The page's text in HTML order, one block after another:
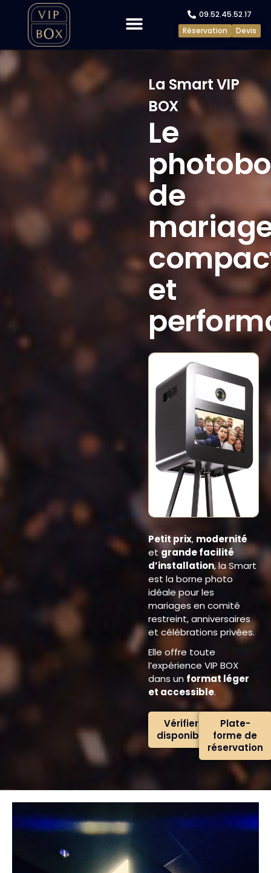
09.52.45.52.17
Devis
Réservation
La Smart VIP
BOX
Le
de
et
Petit prix, modernité
etgrande facilité
d’installation, la Smart
est la borne photo
idéale pour les
mariages en comité
restreint, anniversaires
et célébrations privées.
Elle offre toute
l’expérience VIP BOX
dans un format léger
et accessible.
Vérifier la
disponibilité
Plate-
forme de
réservation